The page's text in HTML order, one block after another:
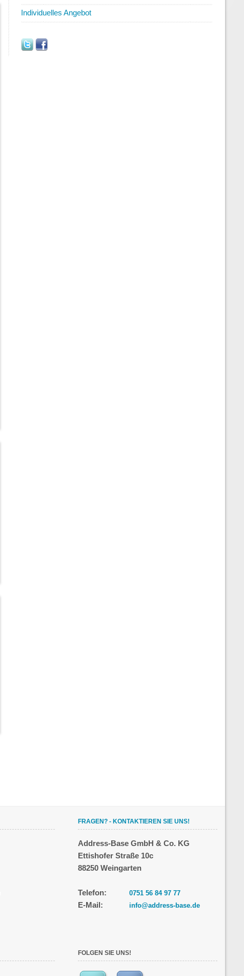
Individuelles Angebot
FRAGEN? - KONTAKTIEREN SIE UNS!
Address-Base GmbH & Co. KG
Ettishofer Straße 10c
88250 Weingarten
Telefon: 0751 56 84 97 77
E-Mail: info@address-base.de
FOLGEN SIE UNS!